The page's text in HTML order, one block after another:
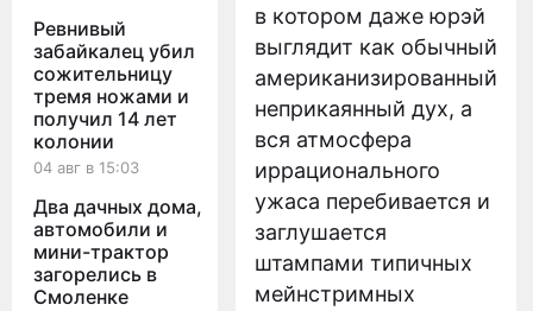
Ревнивый
забайкалец убил
сожительницу
тремя ножами и
получил 14 лет
колонии
04 авг в 15:03
Два дачных дома,
автомобили и
мини-трактор
загорелись в
Смоленке
в котором даже юрэй
выглядит как обычный
американизированный
неприкаянный дух, а
вся атмосфера
иррационального
ужаса перебивается и
заглушается
штампами типичных
мейнстримных